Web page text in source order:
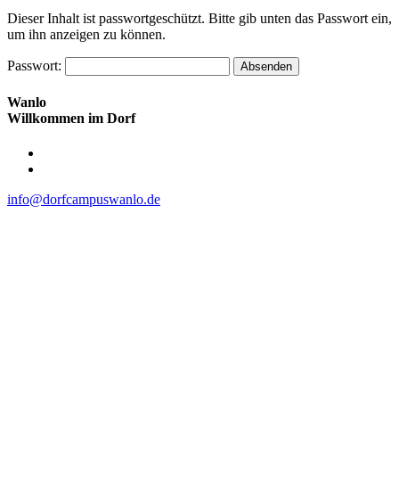
Dieser Inhalt ist passwortgeschützt. Bitte gib unten das Passwort ein,
um ihn anzeigen zu können.
Passwort:
Wanlo
Willkommen im Dorf
Skip
info@dorfcampuswanlo.de